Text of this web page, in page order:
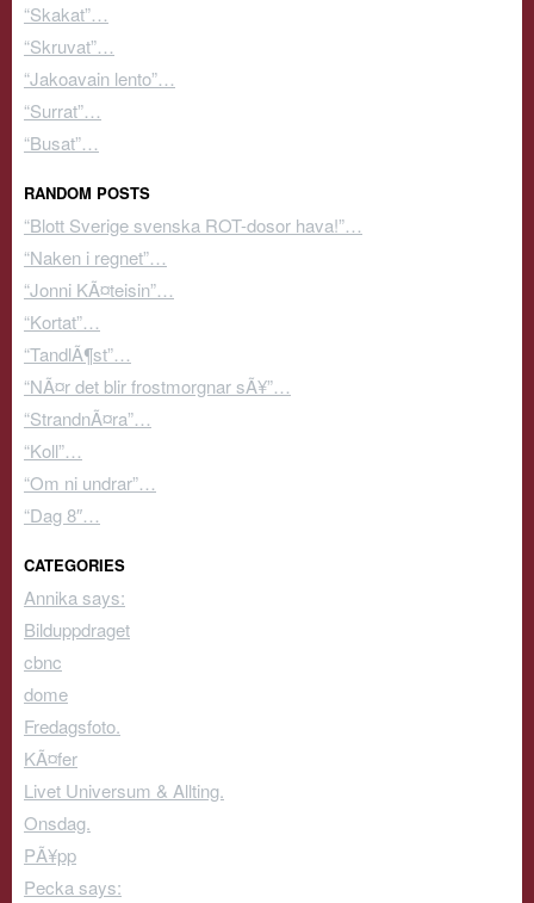
“Skakat”…
“Skruvat”…
“Jakoavain lento”…
“Surrat”…
“Busat”…
RANDOM POSTS
“Blott Sverige svenska ROT-dosor hava!”…
“Naken i regnet”…
“Jonni KÃ¤teisin”…
“Kortat”…
“TandlÃ¶st”…
“NÃ¤r det blir frostmorgnar sÃ¥”…
“StrandnÃ¤ra”…
“Koll”…
“Om ni undrar”…
“Dag 8″…
CATEGORIES
Annika says:
Bilduppdraget
cbnc
dome
Fredagsfoto.
KÃ¤fer
Livet Universum & Allting.
Onsdag.
PÃ¥pp
Pecka says: